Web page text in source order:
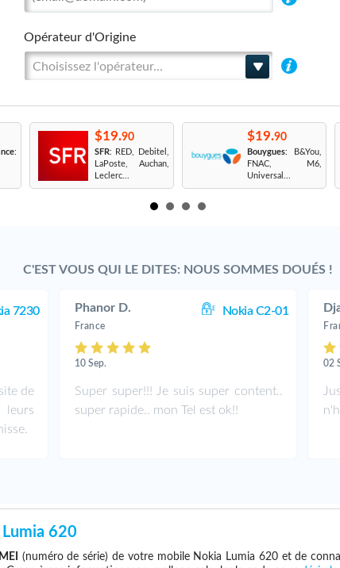
Opérateur d'Origine
Choisissez l'opérateur...
:
$19.90
SFR: RED, Debitel,
LaPoste, Auchan,
Leclerc...
$19.90
Bouygues: B&You,
FNAC, M6,
Universal...
C'EST VOUS QUI LE DITES: NOUS SOMMES DOUÉS !
7230
de
Phanor D. Nokia C2-01
France
10 Sep.
Super super!!! Je suis super content..
super rapide.. mon Tel est ok!!
02
620
(numéro de série) de votre mobile Nokia Lumia 620 et de